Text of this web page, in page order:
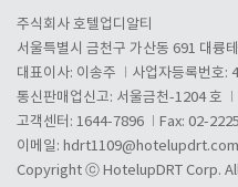
주식회사 호텔업디알티
서울특별시 금천구 가산동 691 대륭
대표이사: 이송주
사업자등록번호:
통신판매업신고: 서울금천-1204 호
고객센터: 1644-7896
Fax: 02-
이메일: hdrt1109@hotelupdrt.com
Copyright ⓒ HotelupDRT Corp.